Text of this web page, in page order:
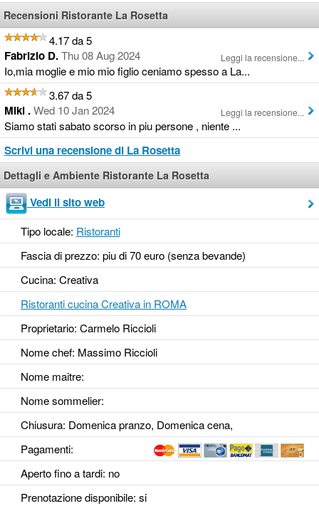
Recensioni Ristorante La Rosetta
4.17 da 5
Fabrizio D.Thu 08 Aug 2024
Io,mia moglie e mio mio figlio ceniamo spesso a La...
Leggi la recensione...
3.67 da 5
Miki .Wed 10 Jan 2024
Siamo stati sabato scorso in piu persone , niente ...
Leggi la recensione...
Scrivi una recensione di La Rosetta
Dettagli e Ambiente Ristorante La Rosetta
Vedi il sito web
Tipo locale: Ristoranti
Fascia di prezzo: piu di 70 euro (senza bevande)
Cucina: Creativa
Ristoranti cucina Creativa in ROMA
Proprietario: Carmelo Riccioli
Nome chef: Massimo Riccioli
Nome maitre:
Nome sommelier:
Chiusura: Domenica pranzo, Domenica cena,
Pagamenti:
Aperto fino a tardi: no
Prenotazione disponibile: si